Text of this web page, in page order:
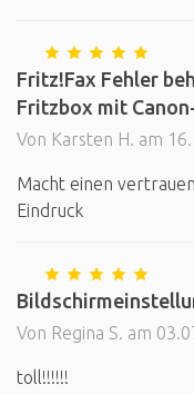
Fritz!Fax Fehler
Fritzbox mit
Von Karsten H. am
Macht einen
Eindruck
Von Regina S. am
toll!!!!!!